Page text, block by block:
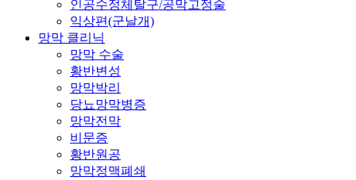
인공수정체탈구/공막고정술
익상편(군날개)
망막 클리닉
망막 수술
황반변성
망막박리
당뇨망막병증
망막전막
비문증
황반원공
망막정맥폐쇄